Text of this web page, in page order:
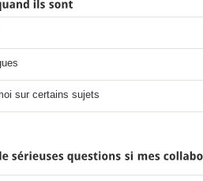
sur certains sujets